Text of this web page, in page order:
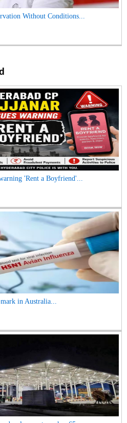
Without Conditions...
'Rent a Boyfriend'...
in Australia...